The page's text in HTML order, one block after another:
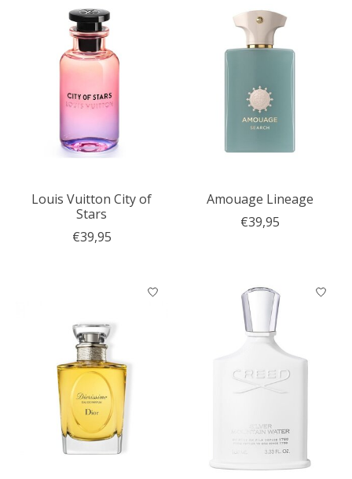
Louis Vuitton City of
Stars
€39,95
Amouage Lineage
€39,95